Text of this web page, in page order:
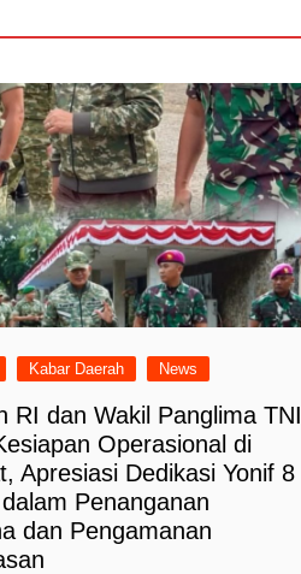
Kabar Daerah News
RI dan Wakil Panglima TNI
Operasional di
Apresiasi Dedikasi Yonif 8
Penanganan
dan Pengamanan